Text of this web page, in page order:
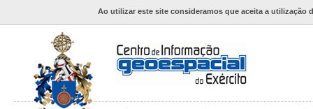
Ao utilizar este site consideramos que aceita a utilização